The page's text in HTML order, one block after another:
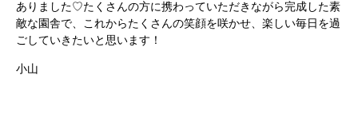
ありました♡たくさんの方に携わっていただきながら完成した素
敵な園舎で、これからたくさんの笑顔を咲かせ、楽しい毎日を過
ごしていきたいと思います！
小山